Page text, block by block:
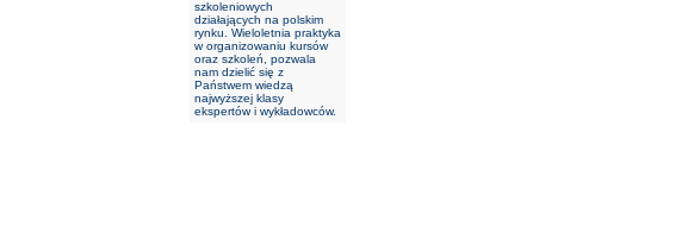
szkoleniowych
działających na polskim
rynku. Wieloletnia praktyka
w organizowaniu kursów
oraz szkoleń, pozwala
nam dzielić się z
Państwem wiedzą
najwyższej klasy
ekspertów i wykładowców.